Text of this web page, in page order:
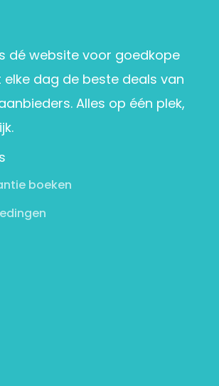
dé website voor goedkope
dag de beste deals van
Alles op één plek,
boeken